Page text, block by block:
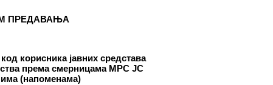
ПРЕДАВАЊА
корисника јавних средстава
према смерницама МРС ЈС
(напоменама)